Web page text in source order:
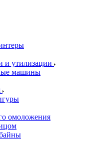
и утилизации
машины
омоложения